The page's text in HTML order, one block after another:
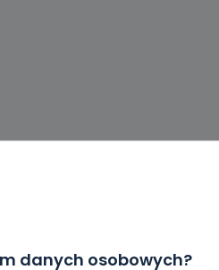
danych osobowych?